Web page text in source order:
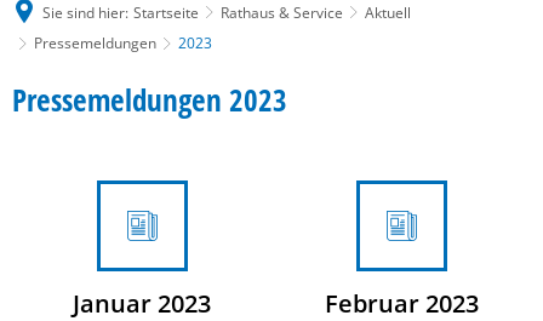
Sie sind hier: Startseite Rathaus & Service
Aktuell
Pressemeldungen
2023
2023
Pressemeldungen 2023
Januar 2023 Februar 2023